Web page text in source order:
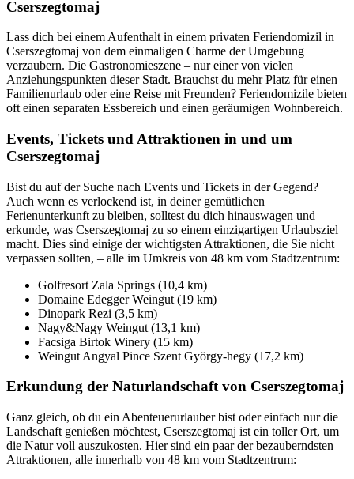
Cserszegtomaj
Lass dich bei einem Aufenthalt in einem privaten Feriendomizil in
Cserszegtomaj von dem einmaligen Charme der Umgebung
verzaubern. Die Gastronomieszene – nur einer von vielen
Anziehungspunkten dieser Stadt. Brauchst du mehr Platz für einen
Familienurlaub oder eine Reise mit Freunden? Feriendomizile bieten
oft einen separaten Essbereich und einen geräumigen Wohnbereich.
Events, Tickets und Attraktionen in und um
Cserszegtomaj
Bist du auf der Suche nach Events und Tickets in der Gegend?
Auch wenn es verlockend ist, in deiner gemütlichen
Ferienunterkunft zu bleiben, solltest du dich hinauswagen und
erkunde, was Cserszegtomaj zu so einem einzigartigen Urlaubsziel
macht. Dies sind einige der wichtigsten Attraktionen, die Sie nicht
verpassen sollten, – alle im Umkreis von 48 km vom Stadtzentrum:
Golfresort Zala Springs (10,4 km)
Domaine Edegger Weingut (19 km)
Dinopark Rezi (3,5 km)
Nagy&Nagy Weingut (13,1 km)
Facsiga Birtok Winery (15 km)
Weingut Angyal Pince Szent György-hegy (17,2 km)
Erkundung der Naturlandschaft von Cserszegtomaj
Ganz gleich, ob du ein Abenteuerurlauber bist oder einfach nur die
Landschaft genießen möchtest, Cserszegtomaj ist ein toller Ort, um
die Natur voll auszukosten. Hier sind ein paar der bezauberndsten
Attraktionen, alle innerhalb von 48 km vom Stadtzentrum: